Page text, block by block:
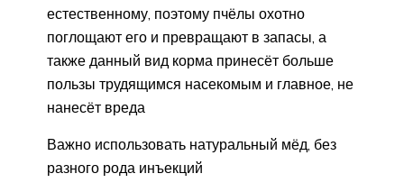
естественному, поэтому пчёлы охотно
поглощают его и превращают в запасы, а
также данный вид корма принесёт больше
пользы трудящимся насекомым и главное, не
нанесёт вреда
Важно использовать натуральный мёд, без
разного рода инъекций